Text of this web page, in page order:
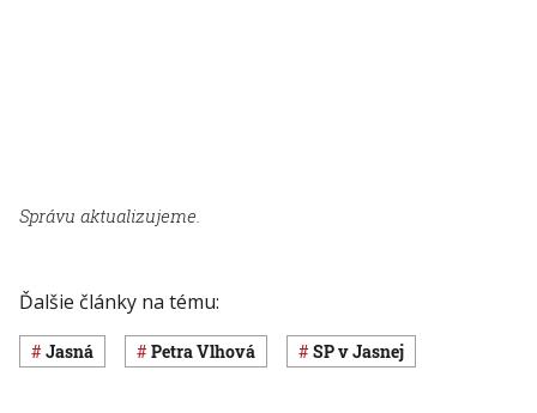
Správu aktualizujeme.
Ďalšie články na tému:
Jasná Petra Vlhová SP v Jasnej